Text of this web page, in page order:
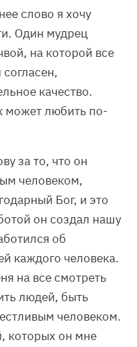
слово я хочу
Один мудрец
на которой все
качество.
может любить по-
за то, что он
человеком,
Бог, и это
он создал нашу
об
каждого человека.
на все смотреть
людей, быть
человеком.
которых он мне